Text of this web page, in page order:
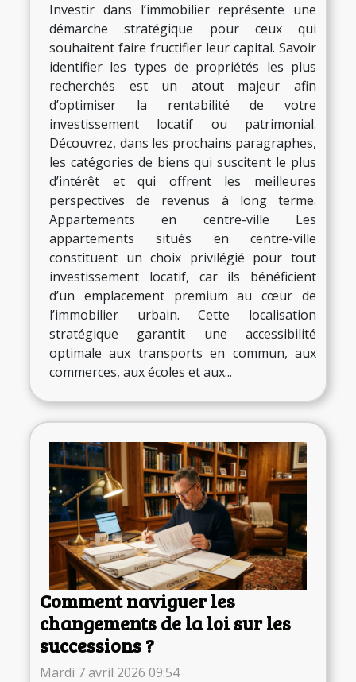
Investir dans l’immobilier représente une
démarche stratégique pour ceux qui
souhaitent faire fructifier leur capital. Savoir
identifier les types de propriétés les plus
recherchés est un atout majeur afin
d’optimiser la rentabilité de votre
investissement locatif ou patrimonial.
Découvrez, dans les prochains paragraphes,
les catégories de biens qui suscitent le plus
d’intérêt et qui offrent les meilleures
perspectives de revenus à long terme.
Appartements en centre-ville Les
appartements situés en centre-ville
constituent un choix privilégié pour tout
investissement locatif, car ils bénéficient
d’un emplacement premium au cœur de
l’immobilier urbain. Cette localisation
stratégique garantit une accessibilité
optimale aux transports en commun, aux
commerces, aux écoles et aux...
Comment naviguer les
changements de la loi sur les
successions ?
Mardi 7 avril 2026 09:54